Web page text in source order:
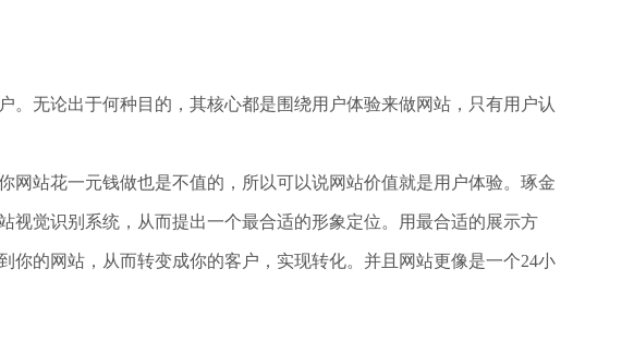
无论出于何种目的，其核心都是围绕用户体验来做网站，只有用户认
站花一元钱做也是不值的，所以可以说网站价值就是用户体验。琢金
觉识别系统，从而提出一个最合适的形象定位。用最合适的展示方
的网站，从而转变成你的客户，实现转化。并且网站更像是一个24小